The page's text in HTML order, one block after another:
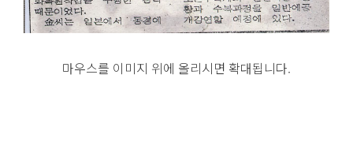
마우스를 이미지 위에 올리시면 확대됩니다.